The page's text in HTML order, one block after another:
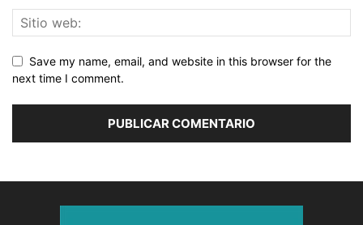
Save my name, email, and website in this browser for the
next time I comment.